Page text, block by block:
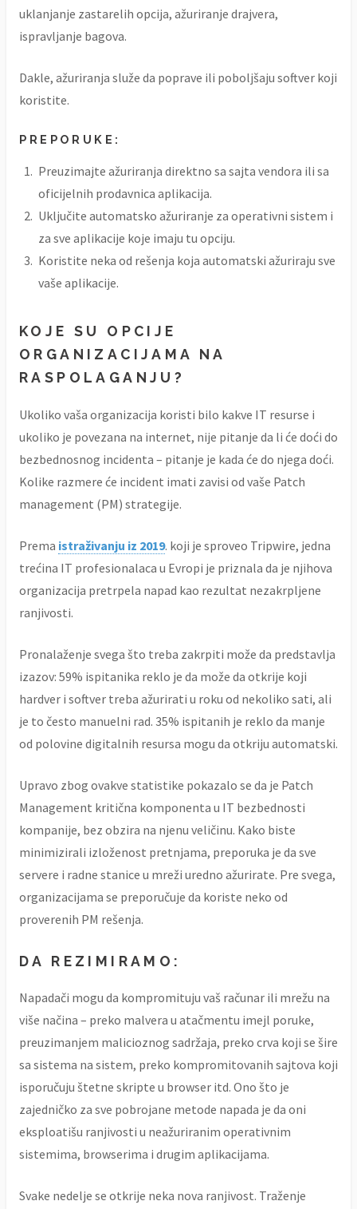
uklanjanje zastarelih opcija, ažuriranje drajvera,
ispravljanje bagova.
Dakle, ažuriranja služe da poprave ili poboljšaju softver koji
koristite.
PREPORUKE:
Preuzimajte ažuriranja direktno sa sajta vendora ili sa
oficijelnih prodavnica aplikacija.
Uključite automatsko ažuriranje za operativni sistem i
za sve aplikacije koje imaju tu opciju.
Koristite neka od rešenja koja automatski ažuriraju sve
vaše aplikacije.
KOJE SU OPCIJE
ORGANIZACIJAMA NA
RASPOLAGANJU?
Ukoliko vaša organizacija koristi bilo kakve IT resurse i
ukoliko je povezana na internet, nije pitanje da li će doći do
bezbednosnog incidenta – pitanje je kada će do njega doći.
Kolike razmere će incident imati zavisi od vaše Patch
management (PM) strategije.
Prema istraživanju iz 2019. koji je sproveo Tripwire, jedna
trećina IT profesionalaca u Evropi je priznala da je njihova
organizacija pretrpela napad kao rezultat nezakrpljene
ranjivosti.
Pronalaženje svega što treba zakrpiti može da predstavlja
izazov: 59% ispitanika reklo je da može da otkrije koji
hardver i softver treba ažurirati u roku od nekoliko sati, ali
je to često manuelni rad. 35% ispitanih je reklo da manje
od polovine digitalnih resursa mogu da otkriju automatski.
Upravo zbog ovakve statistike pokazalo se da je Patch
Management kritična komponenta u IT bezbednosti
kompanije, bez obzira na njenu veličinu. Kako biste
minimizirali izloženost pretnjama, preporuka je da sve
servere i radne stanice u mreži uredno ažurirate. Pre svega,
organizacijama se preporučuje da koriste neko od
proverenih PM rešenja.
DA REZIMIRAMO:
Napadači mogu da kompromituju vaš računar ili mrežu na
više načina – preko malvera u atačmentu imejl poruke,
preuzimanjem malicioznog sadržaja, preko crva koji se šire
sa sistema na sistem, preko kompromitovanih sajtova koji
isporučuju štetne skripte u browser itd. Ono što je
zajedničko za sve pobrojane metode napada je da oni
eksploatišu ranjivosti u neažuriranim operativnim
sistemima, browserima i drugim aplikacijama.
Svake nedelje se otkrije neka nova ranjivost. Traženje